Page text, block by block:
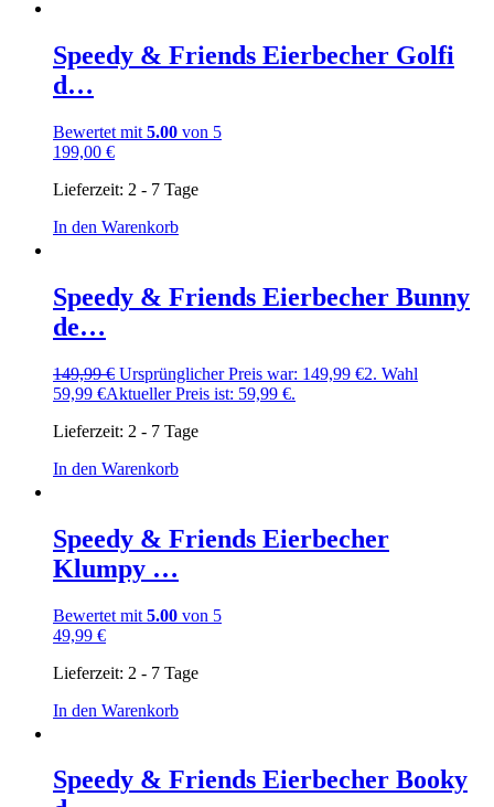
Speedy & Friends Eierbecher Golfi
d…
Bewertet mit 5.00 von 5
199,00 €
Lieferzeit: 2 - 7 Tage
In den Warenkorb
Speedy & Friends Eierbecher Bunny
de…
149,99€ Ursprünglicher Preis war: 149,99 €2. Wahl
59,99 €Aktueller Preis ist: 59,99 €.
Lieferzeit: 2 - 7 Tage
In den Warenkorb
Speedy & Friends Eierbecher
Klumpy …
Bewertet mit 5.00 von 5
49,99 €
Lieferzeit: 2 - 7 Tage
In den Warenkorb
Speedy & Friends Eierbecher Booky